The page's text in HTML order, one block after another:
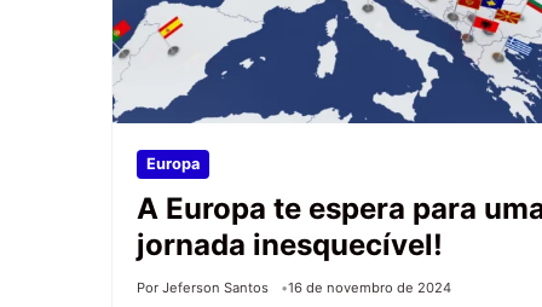
Europa
A Europa te espera para
jornada inesquecível!
Por Jeferson Santos 16 de novembro de 2024